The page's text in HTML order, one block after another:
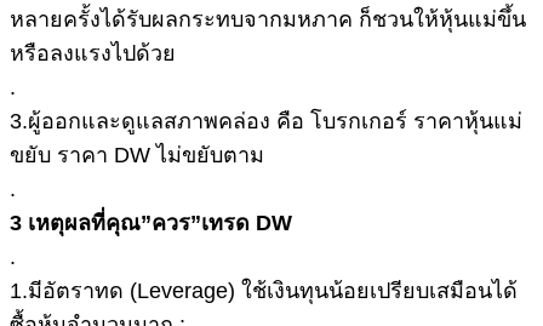
หลายครั้งได้รับผลกระทบจากมหภาค ก็ชวนให้หุ้นแม่ขึ้น
หรือลงแรงไปด้วย
.
3.ผู้ออกและดูแลสภาพคล่อง คือ โบรกเกอร์ ราคาหุ้นแม่
ขยับ ราคา DW ไม่ขยับตาม
.
3 เหตุผลที่คุณ”ควร”เทรด DW
.
1.มีอัตราทด (Leverage) ใช้เงินทุนน้อยเปรียบเสมือนได้